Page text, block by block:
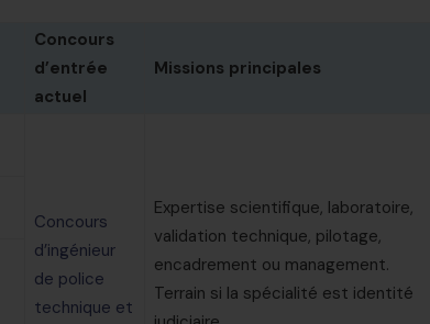
Concours
d’entrée
actuel
Missions principales
Concours
d’ingénieur
de police
technique et
Expertise scientifique, laboratoire,
validation technique, pilotage,
encadrement ou management.
Terrain si la spécialité est identité